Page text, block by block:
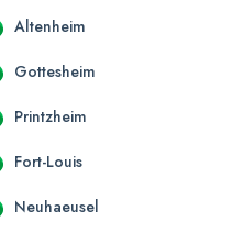
Altenheim
Gottesheim
Printzheim
Fort-Louis
Neuhaeusel